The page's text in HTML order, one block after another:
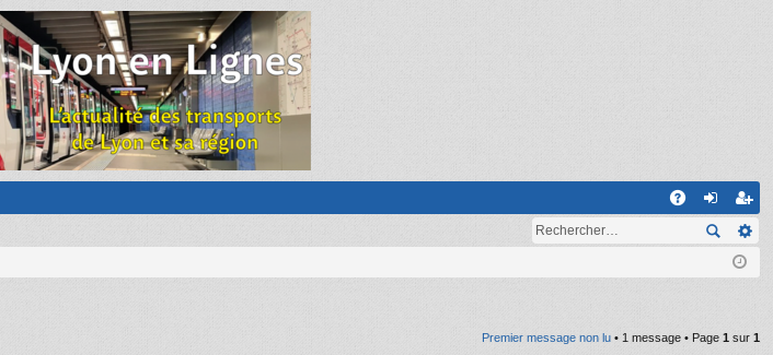
on ns
cri
Premier message non lu • 1 message • Page 1 sur 1